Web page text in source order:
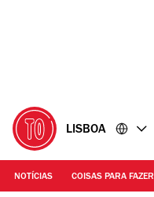
LISBOA
NOTÍCIAS COISAS PARA FAZER